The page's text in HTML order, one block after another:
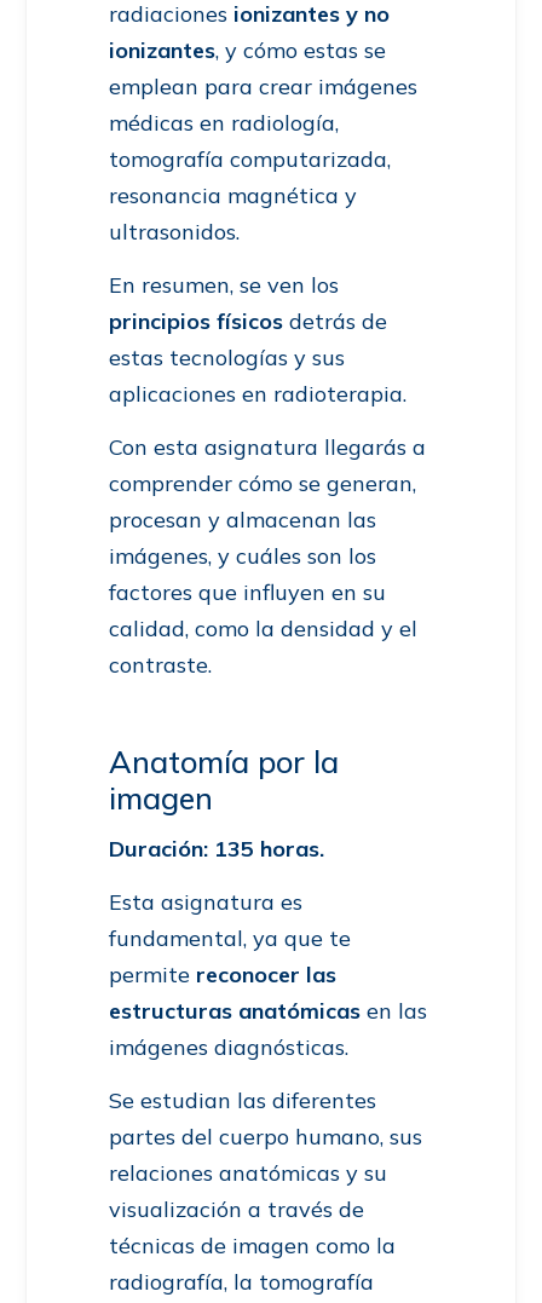
radiaciones ionizantes y no
ionizantes, y cómo estas se
emplean para crear imágenes
médicas en radiología,
tomografía computarizada,
resonancia magnética y
ultrasonidos.
En resumen, se ven los
principios físicos detrás de
estas tecnologías y sus
aplicaciones en radioterapia.
Con esta asignatura llegarás a
comprender cómo se generan,
procesan y almacenan las
imágenes, y cuáles son los
factores que influyen en su
calidad, como la densidad y el
contraste.
Anatomía por la
imagen
Duración: 135 horas.
Esta asignatura es
fundamental, ya que te
permite reconocer las
estructuras anatómicas en las
imágenes diagnósticas.
Se estudian las diferentes
partes del cuerpo humano, sus
relaciones anatómicas y su
visualización a través de
técnicas de imagen como la
radiografía, la tomografía